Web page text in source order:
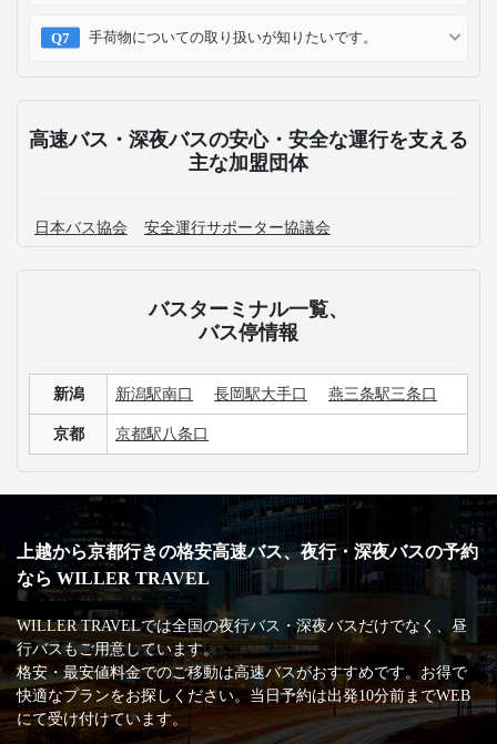
手荷物についての取り扱いが知りたいです。
高速バス・深夜バスの安心・安全な運行を支える
主な加盟団体
日本バス協会 安全運行サポーター協議会
バスターミナル一覧、
バス停情報
新潟 新潟駅南口 長岡駅大手口 燕三条駅三条口
京都 京都駅八条口
上越から京都行きの格安高速バス、夜行・深夜バスの予約
なら WILLER TRAVEL
WILLER TRAVELでは全国の夜行バス・深夜バスだけでなく、昼
行バスもご用意しています。
格安・最安値料金でのご移動は高速バスがおすすめです。お得で
快適なプランをお探しください。当日予約は出発10分前までWEB
にて受け付けています。